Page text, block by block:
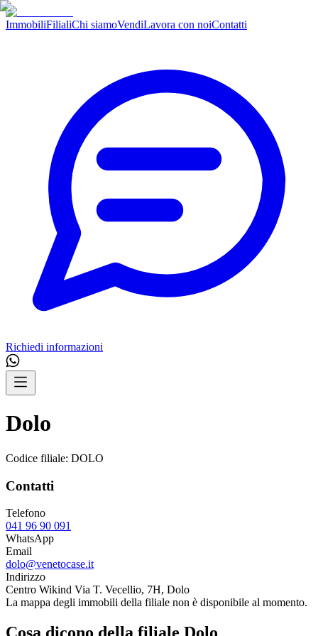
ImmobiliFilialiChi siamoVendiLavora con noiContatti
Richiedi informazioni
Dolo
Codice filiale: DOLO
Contatti
Telefono
041 96 90 091
WhatsApp
Email
dolo@venetocase.it
Indirizzo
Centro Wikind Via T. Vecellio, 7H, Dolo
La mappa degli immobili della filiale non è disponibile al momento.